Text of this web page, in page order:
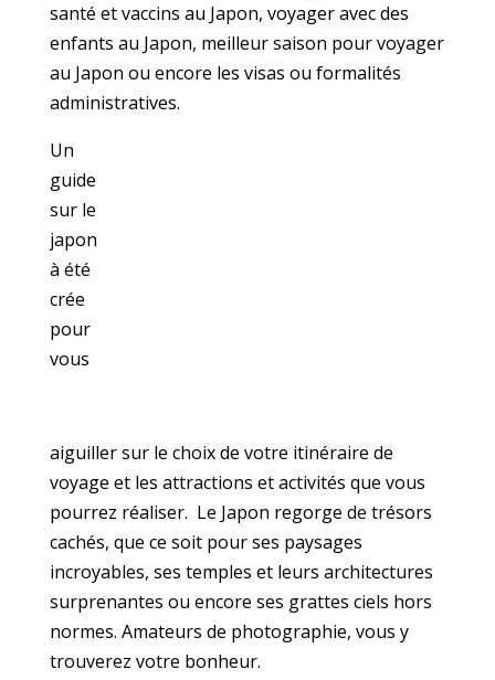
santé et vaccins au Japon, voyager avec des
enfants au Japon, meilleur saison pour voyager
au Japon ou encore les visas ou formalités
administratives.
Un
guide
sur le
japon
à été
crée
pour
vous
aiguiller sur le choix de votre itinéraire de
voyage et les attractions et activités que vous
pourrez réaliser. Le Japon regorge de trésors
cachés, que ce soit pour ses paysages
incroyables, ses temples et leurs architectures
surprenantes ou encore ses grattes ciels hors
normes. Amateurs de photographie, vous y
trouverez votre bonheur.